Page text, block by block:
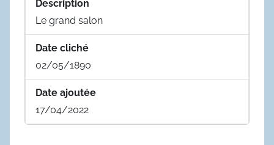
Description
Le grand salon
Date cliché
02/05/1890
Date ajoutée
17/04/2022